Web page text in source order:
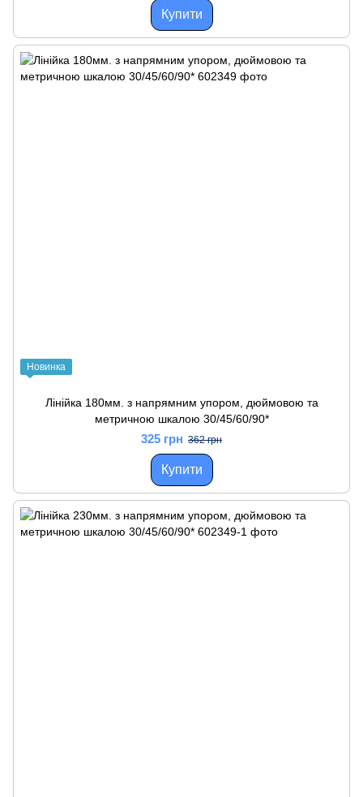
Купити
Новинка
Лінійка 180мм. з напрямним упором, дюймовою та
метричною шкалою 30/45/60/90*
325 грн 362 грн
Купити